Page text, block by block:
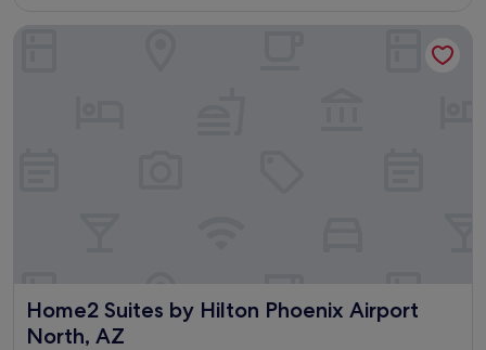
de
82 €
Home2 Suites by Hilton Phoenix Airport
North, AZ
Home2 Suites by Hilton Phoenix Airport North, AZ